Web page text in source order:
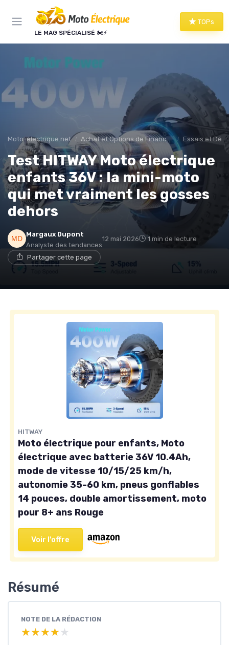
LE MAG SPÉCIALISÉ 🏍️⚡
TOPs
Moto-électrique.net Achat et Options de Financement Essais et
Test HITWAY Moto électrique
enfants 36V : la mini-moto
qui met vraiment les gosses
dehors
Margaux Dupont
Analyste des tendances
12 mai 2026 1 min de lecture
Partager cette page
HITWAY
Moto électrique pour enfants, Moto
électrique avec batterie 36V 10.4Ah,
mode de vitesse 10/15/25 km/h,
autonomie 35-60 km, pneus gonflables
14 pouces, double amortissement, moto
pour 8+ ans Rouge
Voir l'offre
Résumé
NOTE DE LA RÉDACTION
★★★★★
★★★★★
Panneau de gestion des cookies